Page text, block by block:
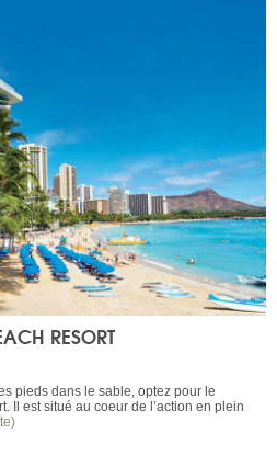
RESORT
pieds dans le sable, optez pour le
Il est situé au coeur de l’action en plein